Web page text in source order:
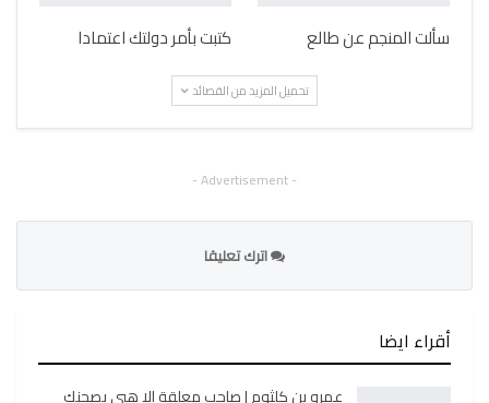
سألت المنجم عن طالع كتبت بأمر دولتك اعتمادا
تحميل المزيد من القصائد
- Advertisement -
اترك تعليقا
أقراء ايضا
عمرو بن كلثوم | صاحب معلقة الا هبي بصحنك